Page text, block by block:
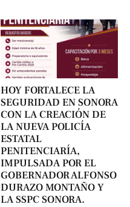
HOY FORTALECE LA
SEGURIDAD EN SONORA
CON LA CREACIÓN DE
LA NUEVA POLICÍA
ESTATAL
PENITENCIARÍA,
IMPULSADA POR EL
GOBERNADOR ALFONSO
DURAZO MONTAÑO Y
LA SSPC SONORA.